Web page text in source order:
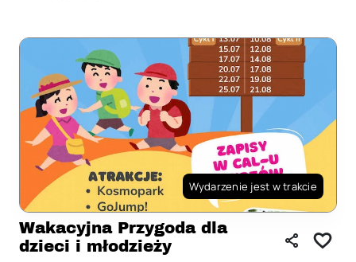
Wydarzenie jest w trakcie
Wakacyjna Przygoda dla
dzieci i młodzieży